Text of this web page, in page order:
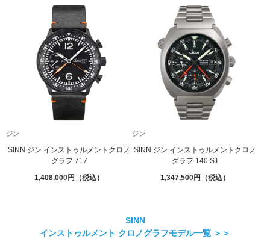
ジン
SINN ジン インストゥルメントクロノ
グラフ 717
1,408,000
ジン
SINN ジン インストゥルメントクロノ
グラフ 140.ST
1,347,500
SINN
インストゥルメント クロノグラフモデル一覧 ＞＞